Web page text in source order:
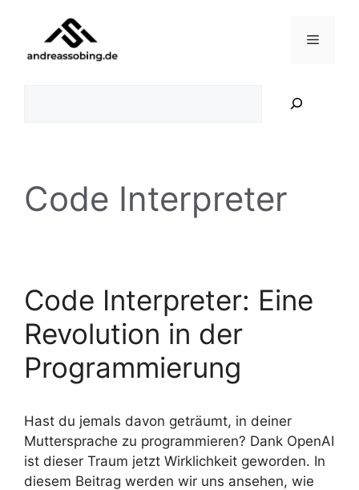
springen
Menü
Code Interpreter
Code Interpreter: Eine
Revolution in der
Programmierung
Hast du jemals davon geträumt, in deiner
Muttersprache zu programmieren? Dank OpenAI
ist dieser Traum jetzt Wirklichkeit geworden. In
diesem Beitrag werden wir uns ansehen, wie